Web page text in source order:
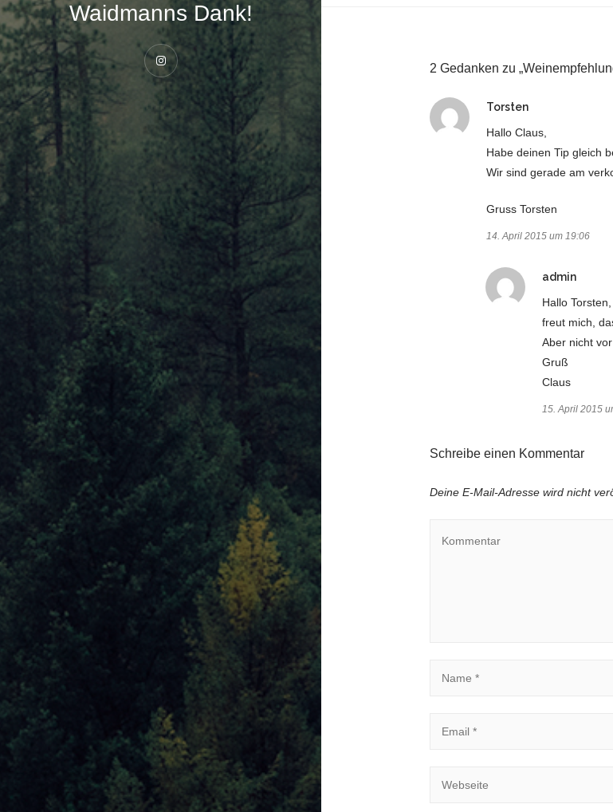
Waidmanns Dank!
Instagram 2 Gedanken zu
Torstensagt:
Hallo Claus,
Habe deinen Tip gleich
Wir sind gerade am
Gruss Torsten
14. April 2015 um 19:06
adminsagt:
Hallo Torsten,
freut mich,
Aber nicht
Gruß
Claus
15. April 2015
Schreibe einen Kommentar
Deine E-Mail-Adresse wird nicht